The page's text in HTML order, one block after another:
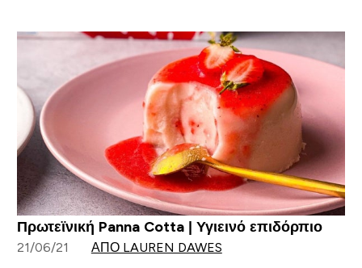
Πρωτεϊνική Panna Cotta | Υγιεινό επιδόρπιο
21/06/21 ΑΠΌ LAUREN DAWES